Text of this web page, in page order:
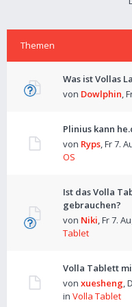
Themen
Was ist Vollas
von Dowlphin,
Plinius kann
von Ryps,Fr 7.
OS
Ist das Volla
gebrauchen?
von Niki,Fr 7.
Tablet
Volla Tablett
von xuesheng,
in Volla Tablet